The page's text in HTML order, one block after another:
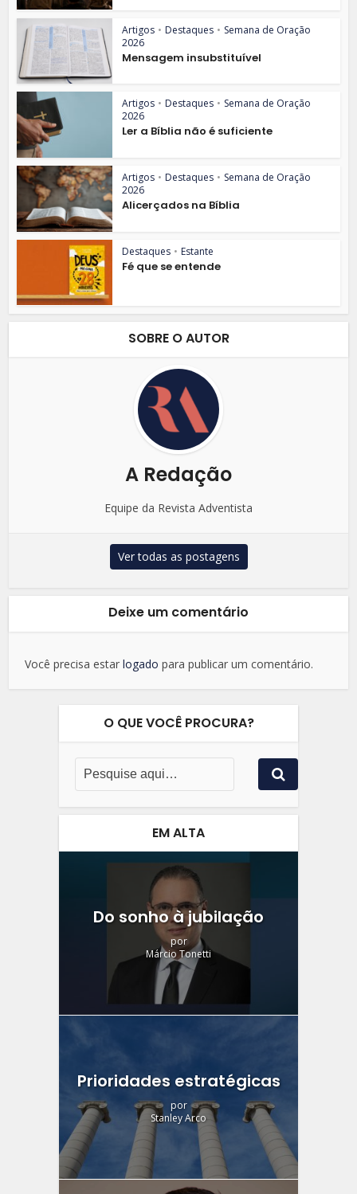
Artigos • Destaques • Semana de Oração
2026
Mensagem insubstituível
Artigos • Destaques • Semana de Oração
2026
Ler a Bíblia não é suficiente
Artigos • Destaques • Semana de Oração
2026
Alicerçados na Bíblia
Destaques • Estante
Fé que se entende
SOBRE O AUTOR
A Redação
Equipe da Revista Adventista
Ver todas as postagens
Deixe um comentário
Você precisa estarlogado para publicar um comentário.
O QUE VOCÊ PROCURA?
EM ALTA
Do sonho à jubilação
por
Márcio Tonetti
Prioridades estratégicas
por
Stanley Arco